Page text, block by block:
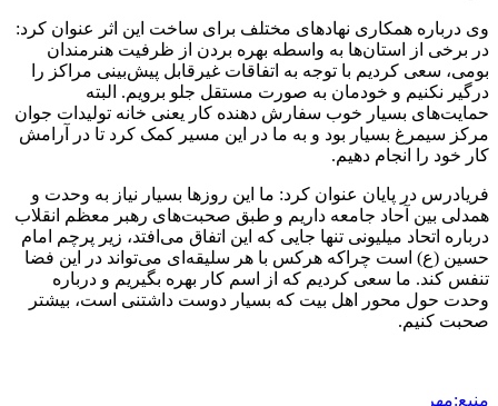
وی درباره همکاری نهادهای مختلف برای ساخت این اثر عنوان کرد:
در برخی از استان‌ها به واسطه بهره بردن از ظرفیت هنرمندان
بومی، سعی کردیم با توجه به اتفاقات غیرقابل پیش‌بینی مراکز را
درگیر نکنیم و خودمان به صورت مستقل جلو برویم. البته
حمایت‌های بسیار خوب سفارش دهنده کار یعنی خانه تولیدات جوان
مرکز سیمرغ بسیار بود و به ما در این مسیر کمک کرد تا در آرامش
کار خود را انجام دهیم.
فریادرس در پایان عنوان کرد: ما این روزها بسیار نیاز به وحدت و
همدلی بین آحاد جامعه داریم و طبق صحبت‌های رهبر معظم انقلاب
درباره اتحاد میلیونی تنها جایی که این اتفاق می‌افتد، زیر پرچم امام
حسین (ع) است چراکه هرکس با هر سلیقه‌ای می‌تواند در این فضا
تنفس کند. ما سعی کردیم که از اسم کار بهره بگیریم و درباره
وحدت حول محور اهل بیت که بسیار دوست داشتنی است، بیشتر
صحبت کنیم.
منبع:مهر